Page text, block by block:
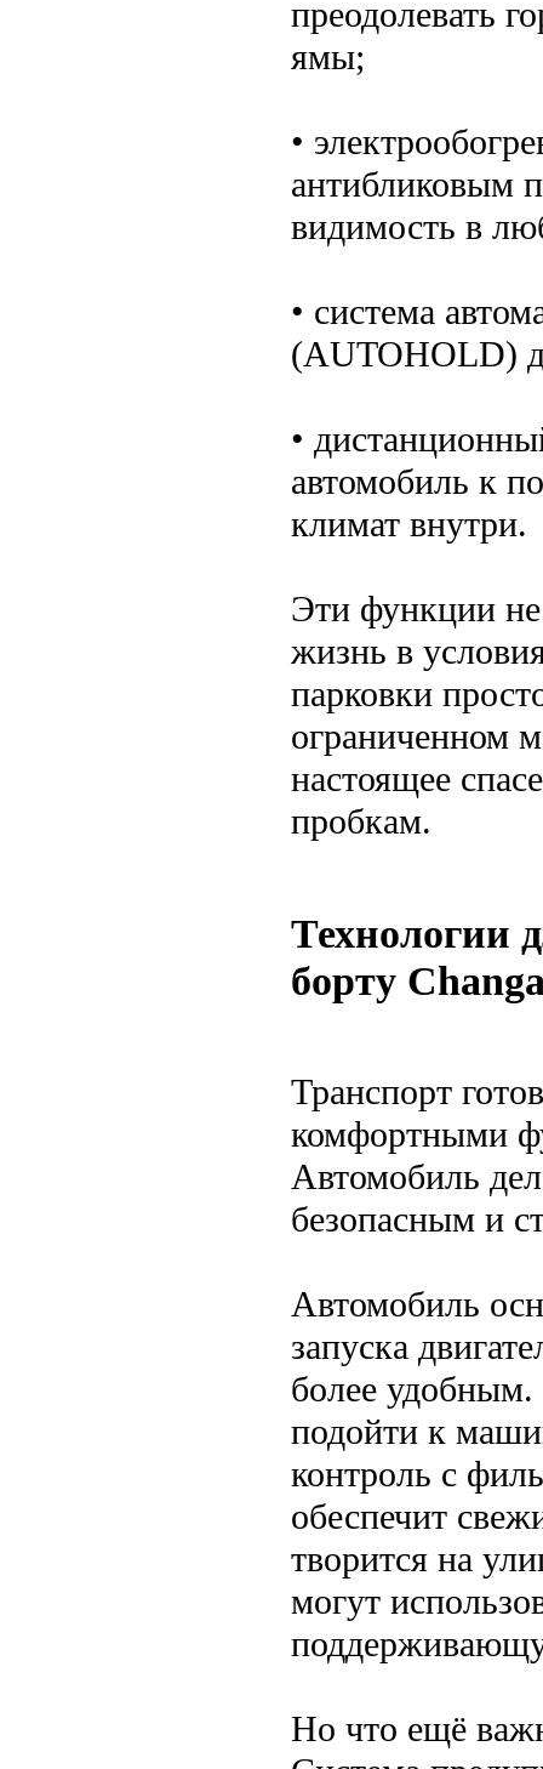
преодолевать
ямы;
•
антибликовым
видимость в
• система
(AUTOHOLD)
•
автомобиль к
климат внутри.
Эти функции
жизнь в
парковки
ограниченном
настоящее
пробкам.
Технологии
борту
Транспорт
комфортными
Автомобиль
безопасным и
Автомобиль
запуска
более
подойти к
контроль с
обеспечит
творится на
могут
Но что ещё